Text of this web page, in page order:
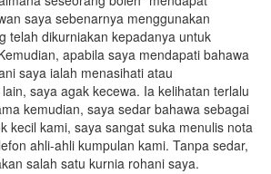
saya sebenarnya menggunakan
telah dikurniakan kepadanya untuk
apabila saya mendapati bahawa
saya ialah menasihati atau
saya agak kecewa. Ia kelihatan terlalu
kemudian, saya sedar bahawa sebagai
kecil kami, saya sangat suka menulis nota
ahli-ahli kumpulan kami. Tanpa sedar,
salah satu kurnia rohani saya.